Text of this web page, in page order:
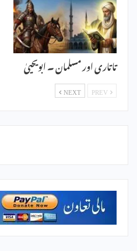
تاتاری اور مسلمان ۔ ابویحییٰ
NEXT